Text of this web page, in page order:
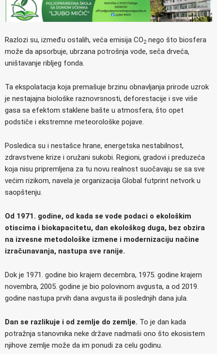
Razlozi su, između ostalih, veća emisija CO2 nego što biosfera
može da apsorbuje, ubrzana potrošnja vode, seča drveća,
uništavanje ribljeg fonda.
Ta ekspolatacja koja premašuje brzinu obnavljanja prirode uzrok
je nestajajna biološke raznovrsnosti, deforestacije i sve više
gasa sa efektom staklene bašte u atmosfera, što opet
podstiče i ekstremne meteorološke pojave.
Posledica su i nestašce hrane, energetska nestabilnost,
zdravstvene krize i oružani sukobi. Regioni, gradovi i preduzeća
koja nisu pripremljena za tu novu realnost suočavaju se sa sve
većim rizikom, navela je organizacija Global futprint netvork u
saopštenju.
Od 1971. godine, od kada se vode podaci o ekološkim
otiscima i biokapacitetu, dan ekološkog duga, bez obzira
na izvesne metodološke izmene i modernizaciju načine
izračunavanja, nastupa sve ranije.
Dok je 1971. godine bio krajem decembra, 1975. godine krajem
novembra, 2005. godine je bio polovinom avgusta, a od 2019.
godine nastupa prvih dana avgusta ili poslednjih dana jula.
Dan se razlikuje i od zemlje do zemlje. To je dan kada
potražnja stanovnika neke države nadmaši ono što ekosistem
njihove zemlje može da im ponudi za celu godinu.